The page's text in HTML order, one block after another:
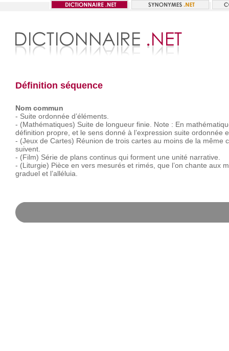
Définition séquence
Nom commun
- Suite ordonnée d’éléments.
- (Mathématiques) Suite de longueur finie. Note : En
définition propre, et le sens donné à l’expression suite ordonnée
- (Jeux de Cartes) Réunion de trois cartes au moins de la même
suivent.
- (Film) Série de plans continus qui forment une unité narrative.
- (Liturgie) Pièce en vers mesurés et rimés, que l’on chante aux
graduel et l’alléluia.